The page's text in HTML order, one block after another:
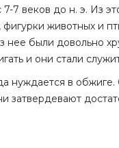
7 веков до н. э. Из
животных и
нее были довольно
и они стали
нуждается в
затвердевают